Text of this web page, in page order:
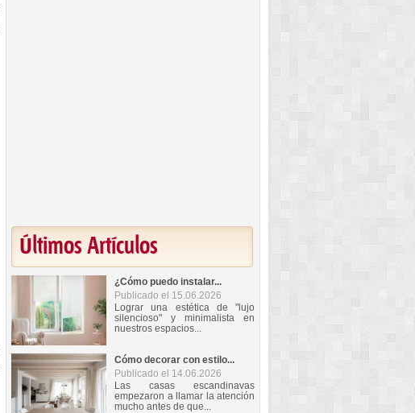
Últimos Artículos
¿Cómo puedo instalar...
Publicado el 15.06.2026
Lograr una estética de "lujo
silencioso" y minimalista en
nuestros espacios...
Cómo decorar con estilo...
Publicado el 14.06.2026
Las casas escandinavas
empezaron a llamar la atención
mucho antes de que...